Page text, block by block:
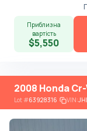
Приблизна
вартість
$5,550
2008 Honda Cr-
Lot#63928316 VIN: